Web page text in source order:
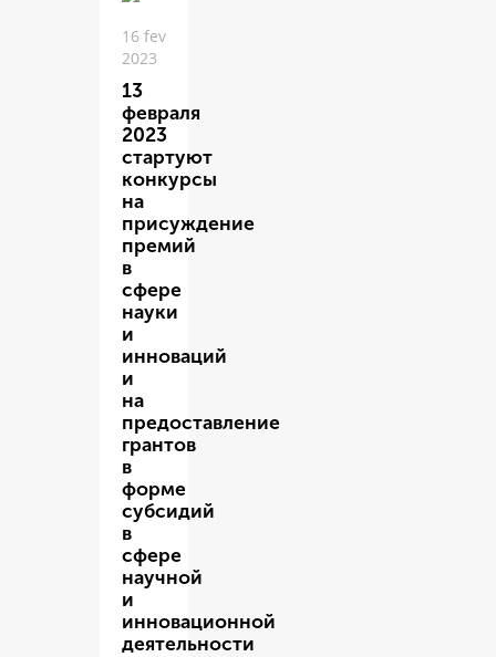
16 fev
2023
13
февраля
2023
стартуют
конкурсы
на
присуждение
премий
в
сфере
науки
и
инноваций
и
на
предоставление
грантов
в
форме
субсидий
в
сфере
научной
и
инновационной
деятельности